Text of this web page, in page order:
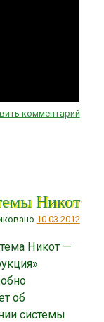
комментарий
Никот
10.03.2012
Никот —
об
системы